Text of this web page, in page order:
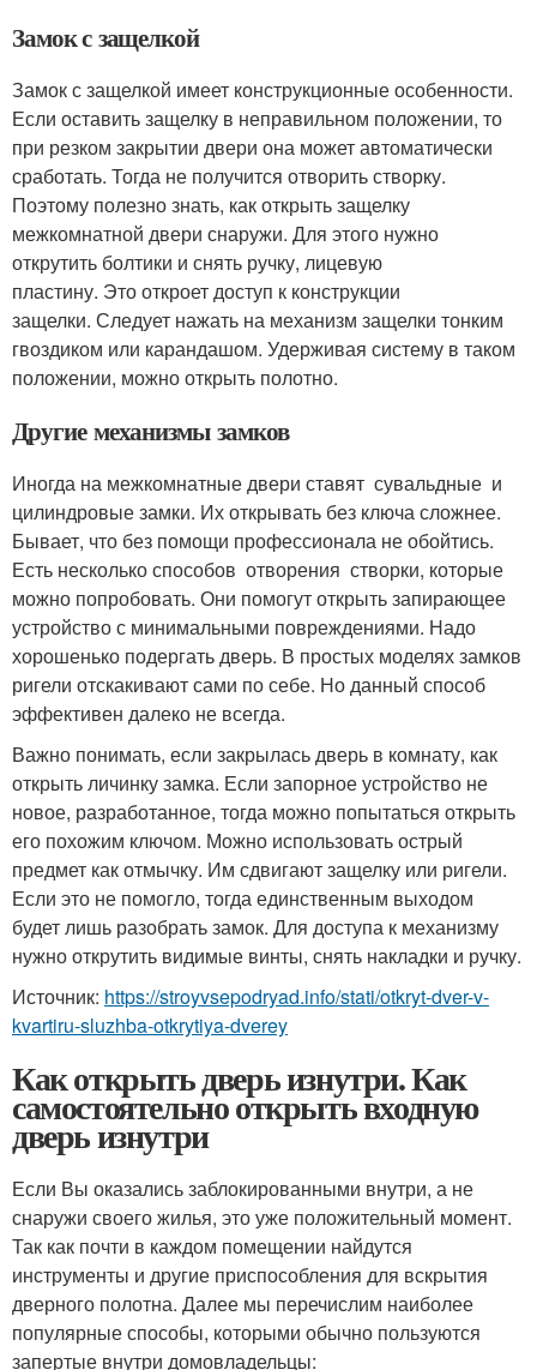
Замок с защелкой
Замок с защелкой имеет конструкционные особенности.
Если оставить защелку в неправильном положении, то
при резком закрытии двери она может автоматически
сработать. Тогда не получится отворить створку.
Поэтому полезно знать, как открыть защелку
межкомнатной двери снаружи. Для этого нужно
открутить болтики и снять ручку, лицевую
пластину. Это откроет доступ к конструкции
защелки. Следует нажать на механизм защелки тонким
гвоздиком или карандашом. Удерживая систему в таком
положении, можно открыть полотно.
Другие механизмы замков
Иногда на межкомнатные двери ставят сувальдные и
цилиндровые замки. Их открывать без ключа сложнее.
Бывает, что без помощи профессионала не обойтись.
Есть несколько способов отворения створки, которые
можно попробовать. Они помогут открыть запирающее
устройство с минимальными повреждениями. Надо
хорошенько подергать дверь. В простых моделях замков
ригели отскакивают сами по себе. Но данный способ
эффективен далеко не всегда.
Важно понимать, если закрылась дверь в комнату, как
открыть личинку замка. Если запорное устройство не
новое, разработанное, тогда можно попытаться открыть
его похожим ключом. Можно использовать острый
предмет как отмычку. Им сдвигают защелку или ригели.
Если это не помогло, тогда единственным выходом
будет лишь разобрать замок. Для доступа к механизму
нужно открутить видимые винты, снять накладки и ручку.
Источник: https://stroyvsepodryad.info/stati/otkryt-dver-v-
kvartiru-sluzhba-otkrytiya-dverey
Как открыть дверь изнутри. Как
самостоятельно открыть входную
дверь изнутри
Если Вы оказались заблокированными внутри, а не
снаружи своего жилья, это уже положительный момент.
Так как почти в каждом помещении найдутся
инструменты и другие приспособления для вскрытия
дверного полотна. Далее мы перечислим наиболее
популярные способы, которыми обычно пользуются
запертые внутри домовладельцы: